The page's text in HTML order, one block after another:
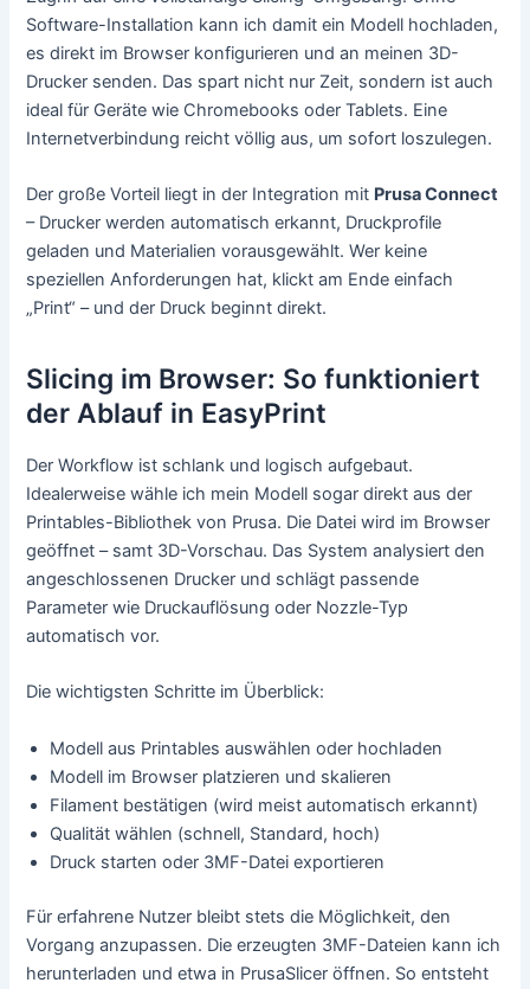
Software-Installation kann ich damit ein Modell hochladen,
es direkt im Browser konfigurieren und an meinen 3D-
Drucker senden. Das spart nicht nur Zeit, sondern ist auch
ideal für Geräte wie Chromebooks oder Tablets. Eine
Internetverbindung reicht völlig aus, um sofort loszulegen.
Der große Vorteil liegt in der Integration mit Prusa Connect
– Drucker werden automatisch erkannt, Druckprofile
geladen und Materialien vorausgewählt. Wer keine
speziellen Anforderungen hat, klickt am Ende einfach
„Print“ – und der Druck beginnt direkt.
Slicing im Browser: So funktioniert
der Ablauf in EasyPrint
Der Workflow ist schlank und logisch aufgebaut.
Idealerweise wähle ich mein Modell sogar direkt aus der
Printables-Bibliothek von Prusa. Die Datei wird im Browser
geöffnet – samt 3D-Vorschau. Das System analysiert den
angeschlossenen Drucker und schlägt passende
Parameter wie Druckauflösung oder Nozzle-Typ
automatisch vor.
Die wichtigsten Schritte im Überblick:
Modell aus Printables auswählen oder hochladen
Modell im Browser platzieren und skalieren
Filament bestätigen (wird meist automatisch erkannt)
Qualität wählen (schnell, Standard, hoch)
Druck starten oder 3MF-Datei exportieren
Für erfahrene Nutzer bleibt stets die Möglichkeit, den
Vorgang anzupassen. Die erzeugten 3MF-Dateien kann ich
herunterladen und etwa in PrusaSlicer öffnen. So entsteht